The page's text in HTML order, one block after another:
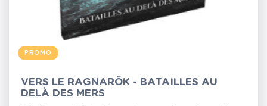
PROMO
VERS LE RAGNARÖK - BATAILLES AU
DELÀ DES MERS